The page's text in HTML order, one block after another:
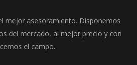
mejor asesoramiento. Disponemos
del mercado, al mejor precio y con
el campo.